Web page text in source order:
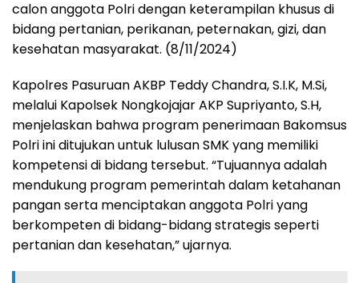
calon anggota Polri dengan keterampilan khusus di
bidang pertanian, perikanan, peternakan, gizi, dan
kesehatan masyarakat. (8/11/2024)
Kapolres Pasuruan AKBP Teddy Chandra, S.I.K, M.Si,
melalui Kapolsek Nongkojajar AKP Supriyanto, S.H,
menjelaskan bahwa program penerimaan Bakomsus
Polri ini ditujukan untuk lulusan SMK yang memiliki
kompetensi di bidang tersebut. “Tujuannya adalah
mendukung program pemerintah dalam ketahanan
pangan serta menciptakan anggota Polri yang
berkompeten di bidang-bidang strategis seperti
pertanian dan kesehatan,” ujarnya.